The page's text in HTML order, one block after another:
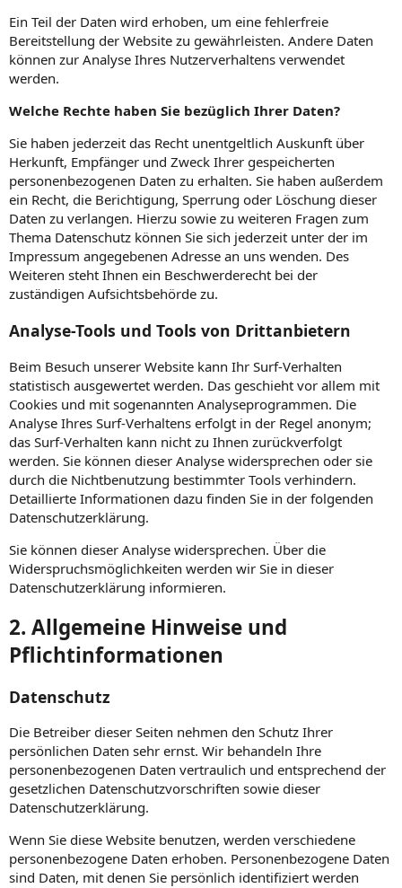
Ein Teil der Daten wird erhoben, um eine fehlerfreie
Bereitstellung der Website zu gewährleisten. Andere Daten
können zur Analyse Ihres Nutzerverhaltens verwendet
werden.
Welche Rechte haben Sie bezüglich Ihrer Daten?
Sie haben jederzeit das Recht unentgeltlich Auskunft über
Herkunft, Empfänger und Zweck Ihrer gespeicherten
personenbezogenen Daten zu erhalten. Sie haben außerdem
ein Recht, die Berichtigung, Sperrung oder Löschung dieser
Daten zu verlangen. Hierzu sowie zu weiteren Fragen zum
Thema Datenschutz können Sie sich jederzeit unter der im
Impressum angegebenen Adresse an uns wenden. Des
Weiteren steht Ihnen ein Beschwerderecht bei der
zuständigen Aufsichtsbehörde zu.
Analyse-Tools und Tools von Drittanbietern
Beim Besuch unserer Website kann Ihr Surf-Verhalten
statistisch ausgewertet werden. Das geschieht vor allem mit
Cookies und mit sogenannten Analyseprogrammen. Die
Analyse Ihres Surf-Verhaltens erfolgt in der Regel anonym;
das Surf-Verhalten kann nicht zu Ihnen zurückverfolgt
werden. Sie können dieser Analyse widersprechen oder sie
durch die Nichtbenutzung bestimmter Tools verhindern.
Detaillierte Informationen dazu finden Sie in der folgenden
Datenschutzerklärung.
Sie können dieser Analyse widersprechen. Über die
Widerspruchsmöglichkeiten werden wir Sie in dieser
Datenschutzerklärung informieren.
2. Allgemeine Hinweise und
Pflichtinformationen
Datenschutz
Die Betreiber dieser Seiten nehmen den Schutz Ihrer
persönlichen Daten sehr ernst. Wir behandeln Ihre
personenbezogenen Daten vertraulich und entsprechend der
gesetzlichen Datenschutzvorschriften sowie dieser
Datenschutzerklärung.
Wenn Sie diese Website benutzen, werden verschiedene
personenbezogene Daten erhoben. Personenbezogene Daten
sind Daten, mit denen Sie persönlich identifiziert werden